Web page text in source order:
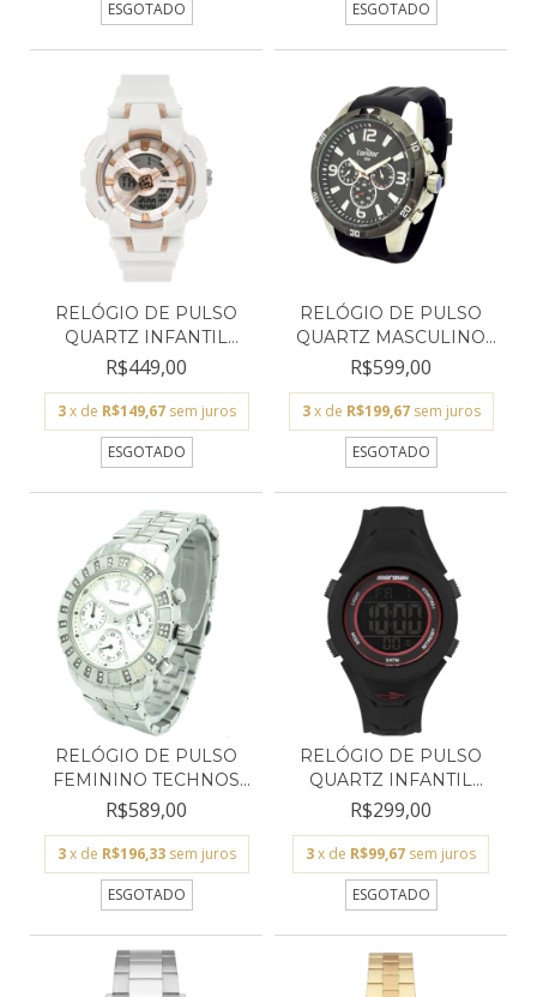
ESGOTADO
ESGOTADO
RELÓGIO DE PULSO
QUARTZ INFANTIL
MORMAII...
R$449,00
3 x de R$149,67 sem juros
ESGOTADO
RELÓGIO DE PULSO
QUARTZ MASCULINO
CONDOR...
R$599,00
3 x de R$199,67 sem juros
ESGOTADO
RELÓGIO DE PULSO
FEMININO TECHNOS
PRATA...
R$589,00
3 x de R$196,33 sem juros
ESGOTADO
RELÓGIO DE PULSO
QUARTZ INFANTIL
MORMAII...
R$299,00
3x de R$99,67 sem juros
ESGOTADO